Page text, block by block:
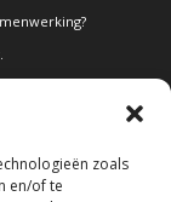
zoals
en/of te
.